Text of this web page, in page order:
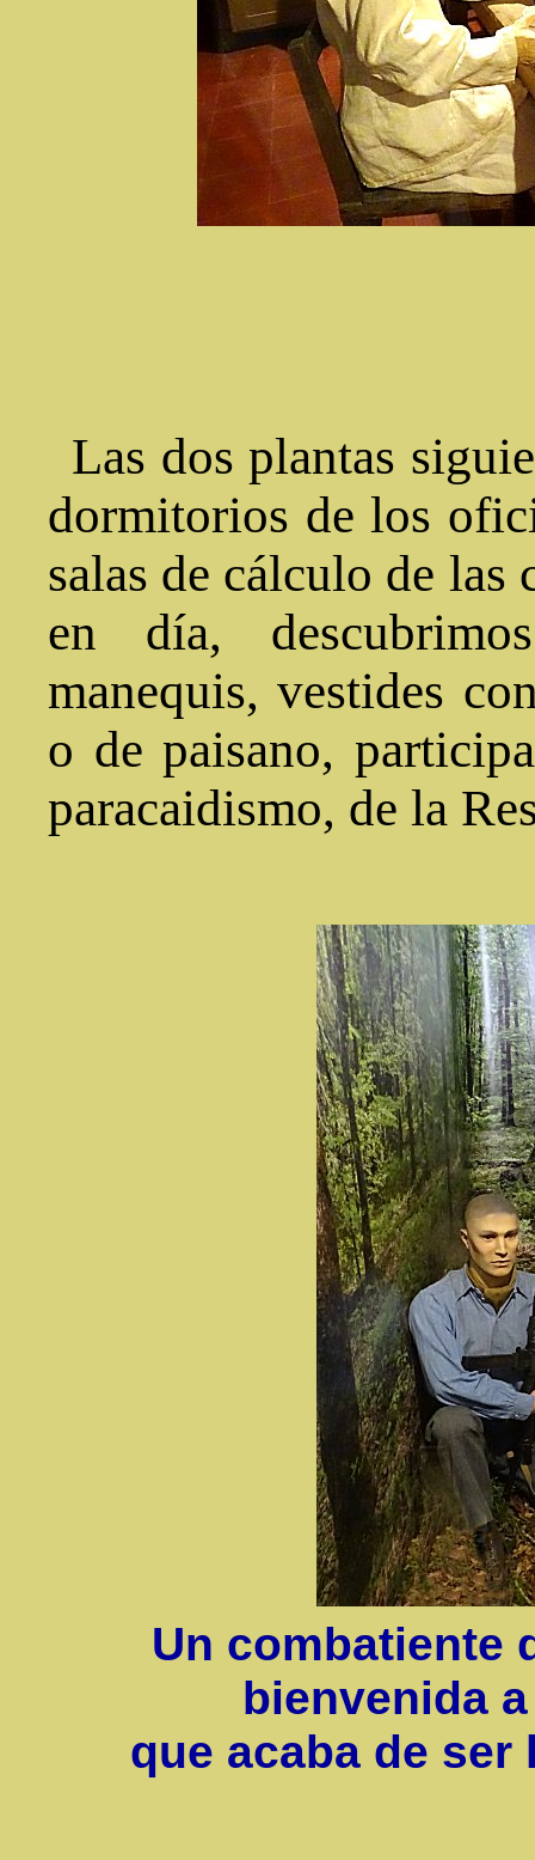
Las dos plantas
dormitorios de los
salas de cálculo de las
en día,
manequis, vestides
o de paisano,
paracaidismo, de la
Un combatiente
bienvenida
que acaba de ser